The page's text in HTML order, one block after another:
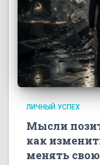
ЛИЧНЫЙ УСПЕХ
Мысли
как
менять